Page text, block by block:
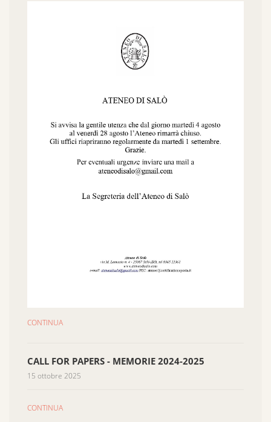
CONTINUA
CALL FOR PAPERS - MEMORIE 2024-2025
15 ottobre 2025
CONTINUA